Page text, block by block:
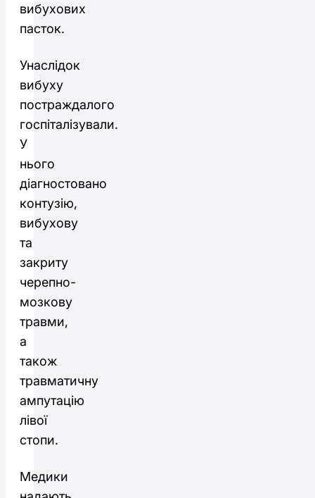
вибухових
пасток.
Унаслідок
вибуху
постраждалого
госпіталізували.
У
нього
діагностовано
контузію,
вибухову
та
закриту
черепно-
мозкову
травми,
а
також
травматичну
ампутацію
лівої
стопи.
Медики